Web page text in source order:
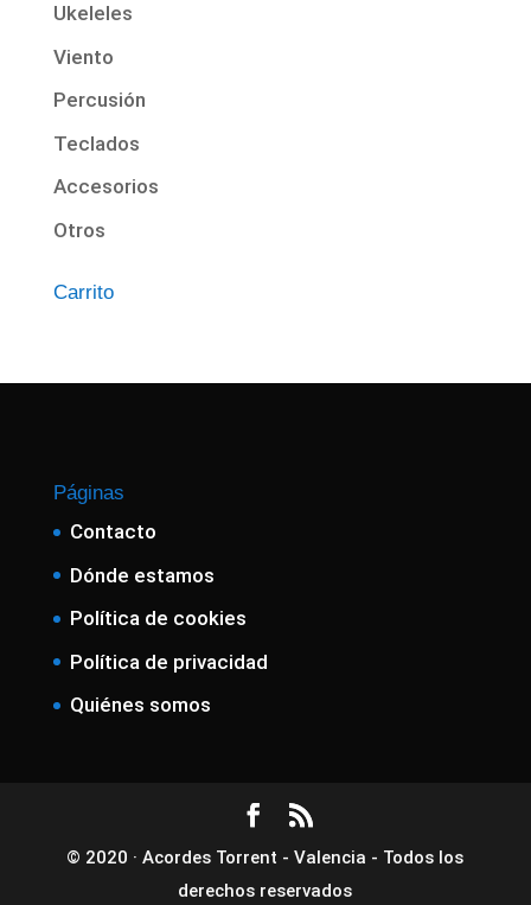
Ukeleles
Viento
Percusión
Teclados
Accesorios
Otros
Carrito
Páginas
Contacto
Dónde estamos
Política de cookies
Política de privacidad
Quiénes somos
© 2020 · Acordes Torrent - Valencia - Todos los
derechos reservados